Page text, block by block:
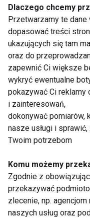
kontaktowych i
sama. To zmienia
wartościach wady.
soczewkach
dla dalekowidzów
MIT: soczewki
Obecnie dostępne
korekcji widzenia
astygmatyzm oraz
osób ze
– Pierwsze objawy
czterdziestce,
Dlaczego chcemy
Przetwarzamy te dane
dopasować treści
ukazujących się tam
oraz do
zapewnić Ci większe
wykryć ewentualne
pokazywać Ci reklamy
i zainteresowań,
dokonywać pomiarów,
nasze usługi i
Twoim potrzebom
Komu możemy
Zgodnie z
przekazywać
zlecenie, np.
naszych usług oraz